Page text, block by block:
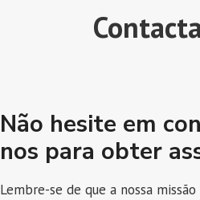
Não hesite em
nos para obter
Lembre-se de que a nossa